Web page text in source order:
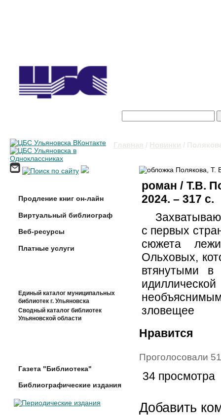
Главная / Новинки /
Продление книг он-лайн
Виртуальный библиограф
Веб-ресурсы
Платные услуги
Единый каталог муниципальных
библиотек г. Ульяновска
Сводный каталог библиотек
Ульяновской области
Газета "Библиотека"
Библиографические издания
роман / Т.В.
2024. – 317 с.
с первых
сюжета
Ольховых,
втянутыми
зловещее
Нравится
Проголосовали
34 просмотра
Добавить